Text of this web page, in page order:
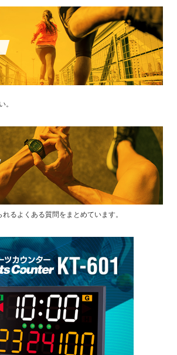
。
るよくある質問をまとめています。